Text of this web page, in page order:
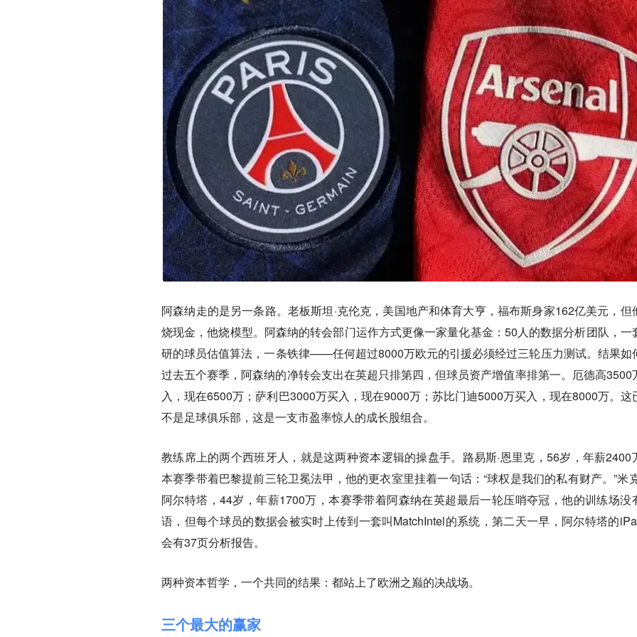
阿森纳走的是另一条路。老板斯坦·克伦克，美国地产和体育大亨，福布斯身家162亿美元，但
烧现金，他烧模型。阿森纳的转会部门运作方式更像一家量化基金：50人的数据分析团队，一
研的球员估值算法，一条铁律——任何超过8000万欧元的引援必须经过三轮压力测试。结果如
过去五个赛季，阿森纳的净转会支出在英超只排第四，但球员资产增值率排第一。厄德高3500
入，现在6500万；萨利巴3000万买入，现在9000万；苏比门迪5000万买入，现在8000万。这
不是足球俱乐部，这是一支市盈率惊人的成长股组合。
教练席上的两个西班牙人，就是这两种资本逻辑的操盘手。路易斯·恩里克，56岁，年薪2400
本赛季带着巴黎提前三轮卫冕法甲，他的更衣室里挂着一句话：“球权是我们的私有财产。”米
阿尔特塔，44岁，年薪1700万，本赛季带着阿森纳在英超最后一轮压哨夺冠，他的训练场没
语，但每个球员的数据会被实时上传到一套叫MatchIntel的系统，第二天一早，阿尔特塔的
会有37页分析报告。
两种资本哲学，一个共同的结果：都站上了欧洲之巅的决战场。
三个最大的赢家